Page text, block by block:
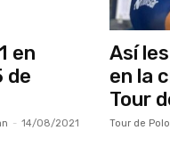
en
de
- 14/08/2021
Así
en la
Tour
Tour de